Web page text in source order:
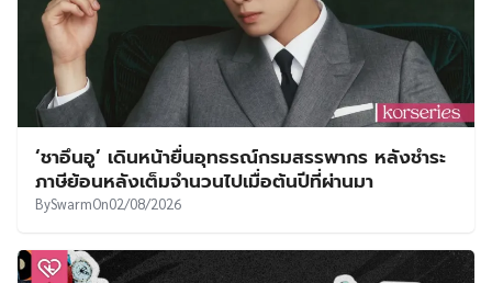
‘ชาอึนอู’ เดินหน้ายื่นอุทธรณ์กรมสรรพากร หลังชำระ
ภาษีย้อนหลังเต็มจำนวนไปเมื่อต้นปีที่ผ่านมา
BySwarmOn02/08/2026